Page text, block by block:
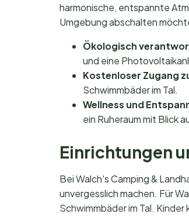
harmonische, entspannte
Umgebung abschalten
Ökologisch
und eine
Kostenloser Zugang
Schwimmbäder im Tal.
Wellness und
ein Ruheraum mit Blick
Einrichtungen
Bei Walch's Camping &
unvergesslich machen. Für
Schwimmbäder im Tal. Kinder